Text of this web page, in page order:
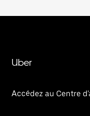
Uber
Accédez au Centre